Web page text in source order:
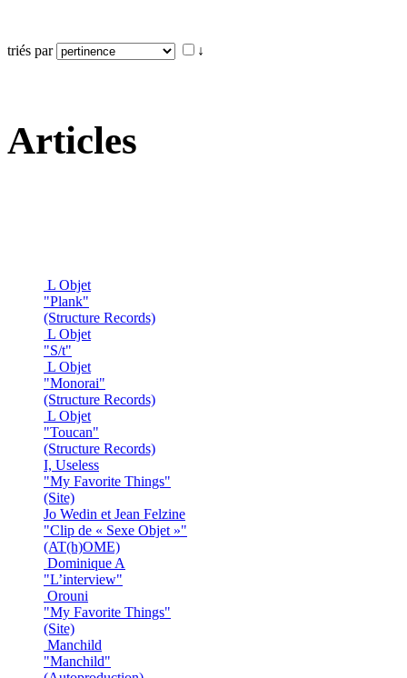
triés par ↓
Articles
L Objet
"Plank"
(Structure Records)
L Objet
"S/t"
L Objet
"Monorai"
(Structure Records)
L Objet
"Toucan"
(Structure Records)
I, Useless
"My Favorite Things"
(Site)
Jo Wedin et Jean Felzine
"Clip de « Sexe Objet »"
(AT(h)OME)
Dominique A
"L’interview"
Orouni
"My Favorite Things"
(Site)
Manchild
"Manchild"